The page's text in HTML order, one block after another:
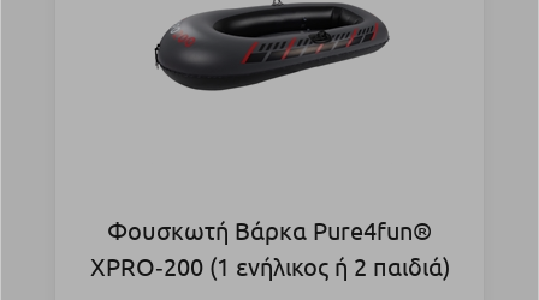
Φουσκωτή Βάρκα Pure4fun®
XPRO‑200 (1 ενήλικος ή 2 παιδιά)